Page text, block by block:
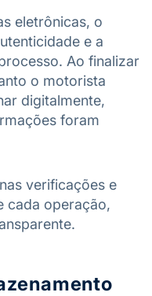
eletrônicas, o
e a
Ao finalizar
o motorista
digitalmente,
foram
verificações e
cada operação,